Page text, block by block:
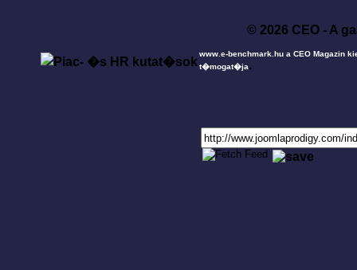
© 2026 CEO - A
www.e-benchmark.hu a CEO Magazin
t�mogat�ja.